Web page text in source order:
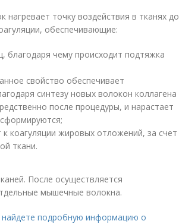
точку воздействия в тканях до
обеспечивающие:
чему происходит подтяжка
свойство обеспечивает
синтезу новых волокон коллагена
после процедуры, и нарастает
коагуляции жировых отложений, за счет
ткани.
После осуществляется
мышечные волокна.
найдете подробную информацию о